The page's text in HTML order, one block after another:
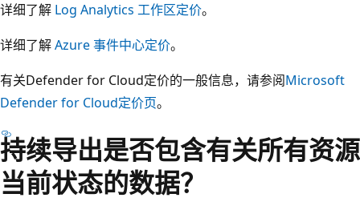
详细了解 Log Analytics 工作区定价。
详细了解Azure 事件中心定价。
有关Defender for Cloud定价的一般信息，请参阅Microsoft
Defender for Cloud定价页。
持续导出是否包含有关所有资源
当前状态的数据？